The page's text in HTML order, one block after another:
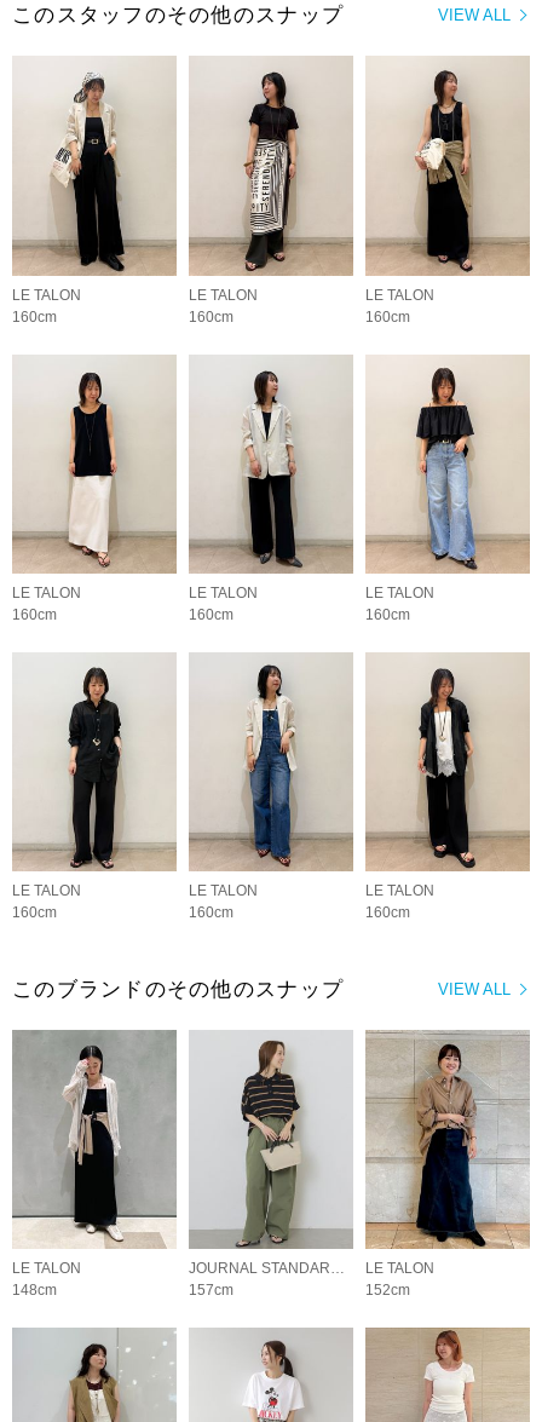
VIEW ALL
このスタッフのその他のスナップ
LE TALON
160cm
LE TALON
160cm
LE TALON
160cm
LE TALON
160cm
LE TALON
160cm
LE TALON
160cm
LE TALON
160cm
LE TALON
160cm
LE TALON
160cm
VIEW ALL
このブランドのその他のスナップ
LE TALON
148cm
JOURNAL STANDARD relume LADYS
157cm
LE TALON
152cm